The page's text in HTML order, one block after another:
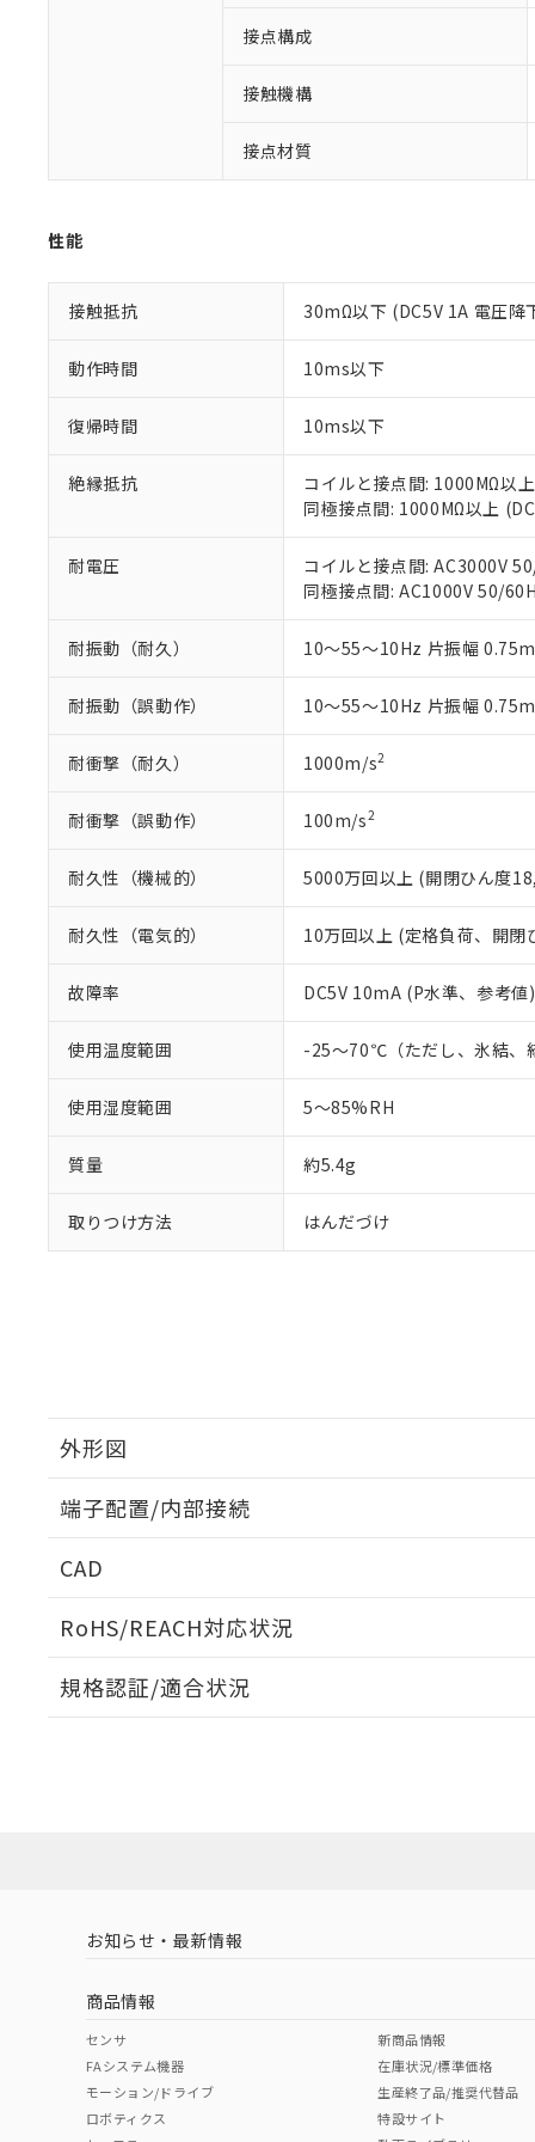
接点構成
接触機構
接点材質
性能
接触抵抗 30mΩ以下 (DC5V 1A 電圧降
動作時間 10ms以下
復帰時間 10ms以下
絶縁抵抗
コイルと接点間: 1000MΩ以
同極接点間: 1000MΩ以上
耐電圧
コイルと接点間: AC3000V
同極接点間: AC1000V 50/
耐振動（耐久） 10～55～10Hz 片振幅
耐振動（誤動作） 10～55～10Hz 片振幅
耐衝撃（耐久） 1000m/s2
耐衝撃（誤動作） 100m/s2
耐久性（機械的） 5000万回以上 (開閉ひん度
耐久性（電気的） 10万回以上 (定格負荷、開
故障率 DC5V 10mA (P水準、参考
使用温度範囲 -25～70℃（ただし、氷結、
使用湿度範囲 5～85%RH
質量 約5.4g
取りつけ方法 はんだづけ
外形図
取りつけ穴加工図
端子配置/内部接続
CAD
RoHS/REACH対応状況
EU RoHS 注意事項・凡例
中国 RoHS 注意事項・凡例
中国 RoHS表
Pb Hg Cr(VI)
規格認証/適合状況
以下の条件をお
本サービス
当社制御機
在庫状況お
のであり、
オムロン制
在庫状況お
さい。
※当社の共
いる法人を
仕入先様の事情
鉛(Pb) 1000ppm以下
ル（DBP） 1000ppm
部品在庫の切り替
下記の非含有証明
EU RoHS指令（
51物質の非含有証
※本証明書は発行
また、RoHS指令
既に当社にて対応
り割愛しておりま
「○」：最大均質
「×」：最大均質
「－」：未確認
*中国RoHS10物質の基
Pb(鉛) :1000ppm、
Cr(Ⅵ)(六価クロム) :
※2 環境保護使
「ｅ」：有害物質
当社は、こ
う）を輸出
当社は規制
ます。
また当社は
たしません。
－
在庫な
機器販
空
受注生
お知らせ・最新情報
商品情報
センサ
FAシステム機器
モーション/ドライブ
ロボティクス
新商品情報
在庫状況/標準価格
生産終了品/推奨代替品
特設サイト